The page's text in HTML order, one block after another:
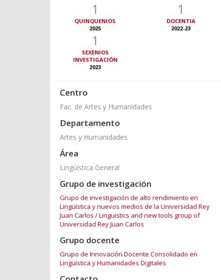
1
QUINQUENIOS
2025
1
DOCENTIA
2022-23
1
SEXENIOS
INVESTIGACIÓN
2023
Centro
Fac. de Artes y Humanidades
Departamento
Artes y Humanidades
Área
Lingüística General
Grupo de investigación
Grupo de investigación de alto rendimiento en
Lingüística y nuevos medios de la Universidad Rey
Juan Carlos / Linguistics and new tools group of
Universidad Rey Juan Carlos
Grupo docente
Grupo de Innovación Docente Consolidado en
Lingüística y Humanidades Digitales